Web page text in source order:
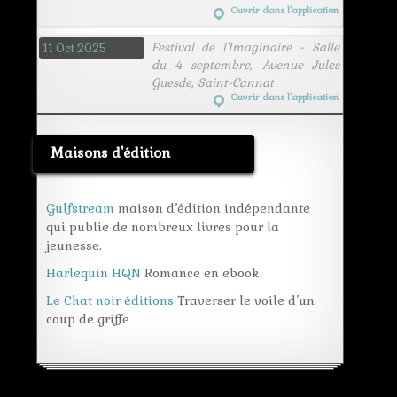
Ouvrir dans l’application
11 Oct 2025
Festival de l'Imaginaire - Salle
du 4 septembre, Avenue Jules
Guesde, Saint-Cannat
Ouvrir dans l’application
Maisons d'édition
Gulfstream maison d’édition indépendante
qui publie de nombreux livres pour la
jeunesse.
Harlequin HQN Romance en ebook
Le Chat noir éditions Traverser le voile d’un
coup de griffe